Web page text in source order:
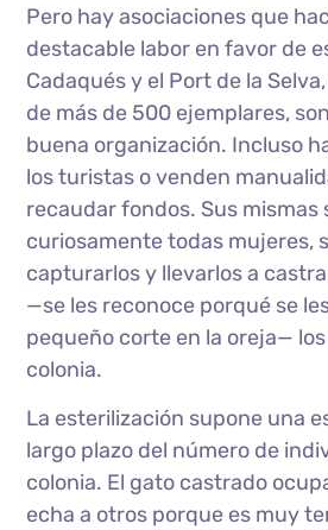
Pero hay asociaciones que
destacable labor en favor de
Cadaqués y el Port de la
de más de 500 ejemplares,
buena organización. Incluso
los turistas o venden
recaudar fondos. Sus mismas
curiosamente todas mujeres,
capturarlos y llevarlos a
—se les reconoce porqué se
pequeño corte en la oreja—
colonia.
La esterilización supone una
largo plazo del número de
colonia. El gato castrado
echa a otros porque es muy